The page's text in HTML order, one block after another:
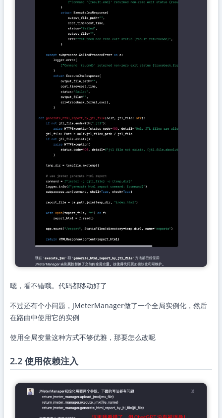
嗯，看不错哦。代码都移动好了
不过还有个小问题，JMeterManager做了一个全局实例化，然后
在路由中使用它的实例
使用全局变量这种方式不够优雅，那要怎么改呢
2.2 使用依赖注入